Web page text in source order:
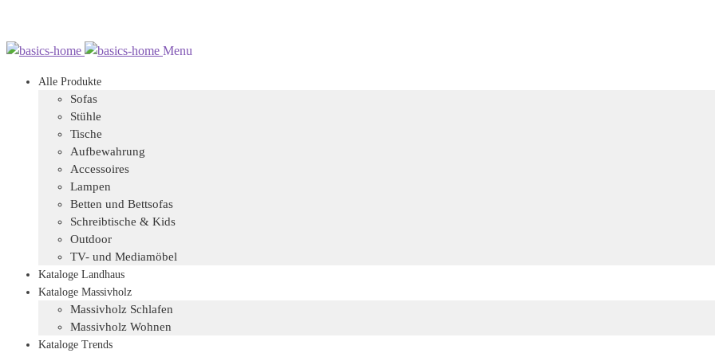
Zur
springen
Zum
springen
Menu
Alle Produkte
Sofas
Stühle
Tische
Aufbewahrung
Accessoires
Lampen
Betten und Bettsofas
Schreibtische & Kids
Outdoor
TV- und Mediamöbel
Kataloge Landhaus
Kataloge Massivholz
Massivholz Schlafen
Massivholz Wohnen
Kataloge Trends